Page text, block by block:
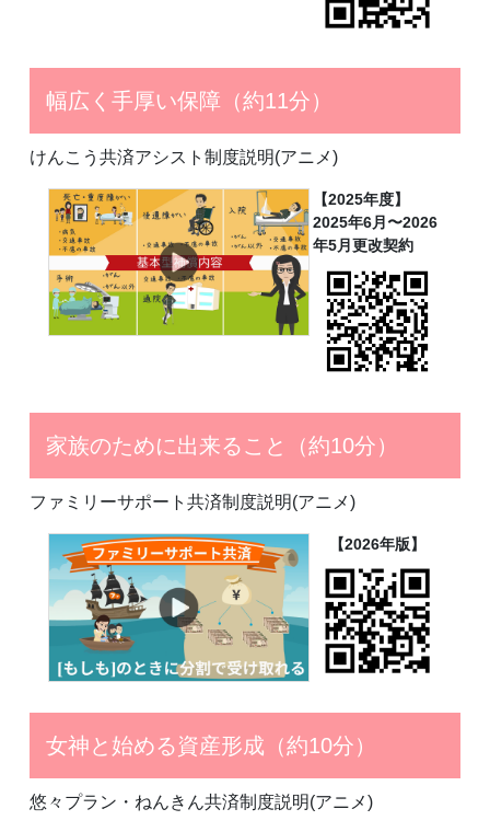
幅広く手厚い保障（約11分）
けんこう共済アシスト制度説明(アニメ)
【2025年度】
2025年6月〜2026
年5月更改契約
家族のために出来ること（約10分）
ファミリーサポート共済制度説明(アニメ)
【2026年版】
女神と始める資産形成（約10分）
悠々プラン・ねんきん共済制度説明(アニメ)